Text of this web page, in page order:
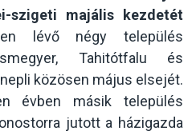
szigeti majális kezdetét
lévő négy település
Tahitótfalu és
közösen május elsejét.
évben másik település
jutott a házigazda